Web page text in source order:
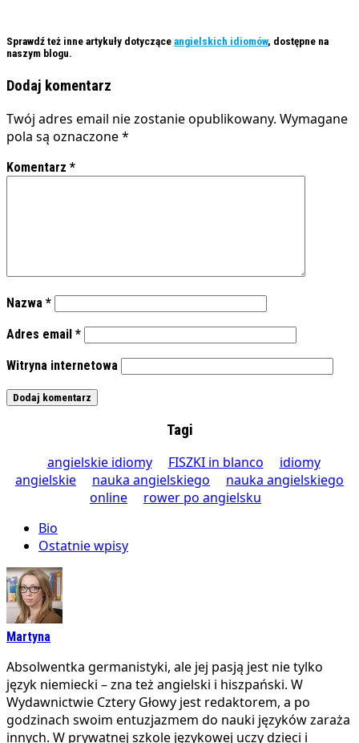
Sprawdź też inne artykuły dotyczące angielskich idiomów, dostępne na
naszym blogu.
Dodaj komentarz
Twój adres email nie zostanie opublikowany. Wymagane
pola są oznaczone*
Komentarz *
Nazwa *
Adres email *
Witryna internetowa
Tagi
angielskie idiomy
FISZKI in blanco
idiomy
angielskie
nauka angielskiego
nauka angielskiego
online
rower po angielsku
Bio
Ostatnie wpisy
Martyna
Absolwentka germanistyki, ale jej pasją jest nie tylko
język niemiecki – zna też angielski i hiszpański. W
Wydawnictwie Cztery Głowy jest redaktorem, a po
godzinach swoim entuzjazmem do nauki języków zaraża
innych. W prywatnej szkole językowej uczy dzieci i